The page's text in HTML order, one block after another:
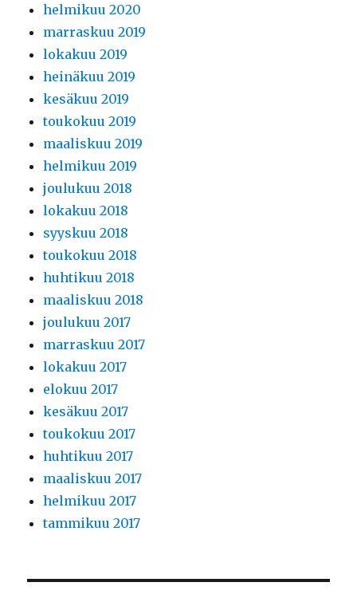
helmikuu 2020
marraskuu 2019
lokakuu 2019
heinäkuu 2019
kesäkuu 2019
toukokuu 2019
maaliskuu 2019
helmikuu 2019
joulukuu 2018
lokakuu 2018
syyskuu 2018
toukokuu 2018
huhtikuu 2018
maaliskuu 2018
joulukuu 2017
marraskuu 2017
lokakuu 2017
elokuu 2017
kesäkuu 2017
toukokuu 2017
huhtikuu 2017
maaliskuu 2017
helmikuu 2017
tammikuu 2017